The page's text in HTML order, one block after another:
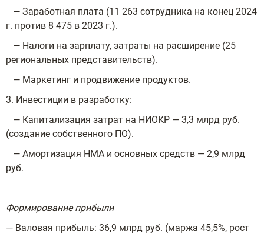
— Заработная плата (11 263 сотрудника на конец 2024
г. против 8 475 в 2023 г.).
— Налоги на зарплату, затраты на расширение (25
региональных представительств).
— Маркетинг и продвижение продуктов.
3. Инвестиции в разработку:
— Капитализация затрат на НИОКР — 3,3 млрд руб.
(создание собственного ПО).
— Амортизация НМА и основных средств — 2,9 млрд
руб.
Формирование прибыли
— Валовая прибыль: 36,9 млрд руб. (маржа 45,5%, рост